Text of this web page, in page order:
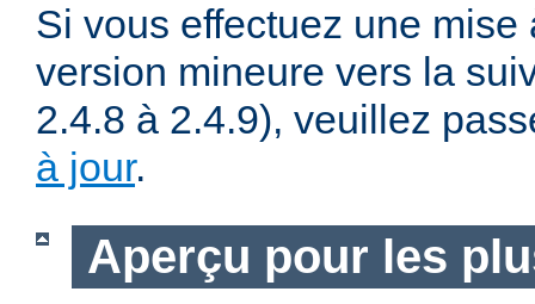
Si vous effectuez une
version mineure vers la
2.4.8 à 2.4.9), veuillez
à jour.
Aperçu pour les